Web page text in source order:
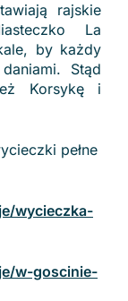
rajskie
La
by każdy
Stąd
Korsykę i
pełne
wycieczka-
w-goscinie-